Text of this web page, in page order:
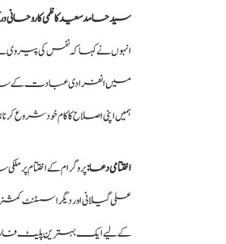
سید حامد سعید کاظمی کا
انہوں نے کہا کہ نفس کی پیروی
میں انفرادی عبادت کے ساتھ
ہمیں اپنی اصلاح کا کام خود شروع کرنا
اختتامی دعا:پروگرام کے اختتام
علی گیلانی اور دیگر اسسٹنٹ
کے لیے ایک بہترین پلیٹ